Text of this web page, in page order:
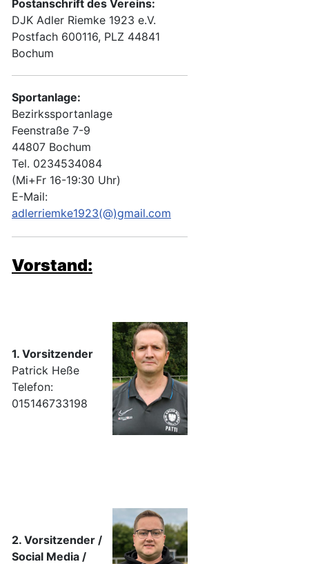
Postanschrift des Vereins:
DJK Adler Riemke 1923 e.V.
Postfach 600116, PLZ 44841
Bochum
Sportanlage:
Bezirkssportanlage
Feenstraße 7-9
44807 Bochum
Tel. 0234534084
(Mi+Fr 16-19:30 Uhr)
E-Mail:
adlerriemke1923(@)gmail.com
Vorstand:
1. Vorsitzender
Patrick Heße
Telefon:
015146733198
2. Vorsitzender /
Social Media /